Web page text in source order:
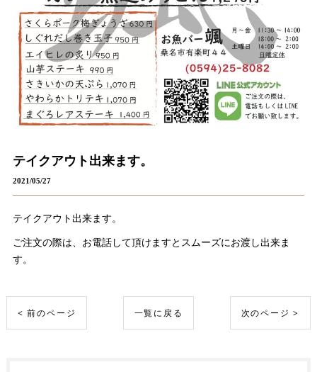
テイクアウト出来ます。
2021/05/27
テイクアウト出来ます。
ご注文の際は、お電話して頂けますとスムーズにお渡し出来ま
す。
< 前のページ 一覧に戻る 次のページ >